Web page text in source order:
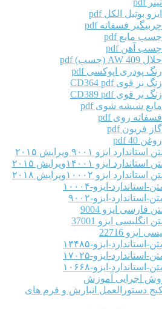
ایزو ۹۰۰۱ ویرایش ۲۰۱۵
ایزو ۱۴۰۰۱ویرایش ۲۰۱۵
ایزو ۱۰۰۰۲ویرایش ۲۰۱۸
استاندارد-ایزو-۱۰۰۰۴
استاندارد-ایزو-۹۰۰۲
فارسی ایزو 9004
انگلیسی ایزو 37001
ایزو 22716
استاندارد-ایزو-۱۳۴۸۵
استاندارد-ایزو-۱۷۰۲۵
استاندارد-ایزو-۱۰۶۶۸
روش اجرایی آموزش
پکیج دستورالعمل انبارش و فرم های